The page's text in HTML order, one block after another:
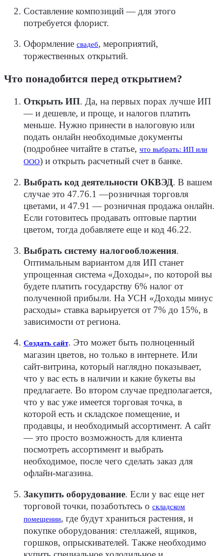
Составление композиций — для этого
потребуется флорист.
Оформление свадеб, мероприятий,
торжественных открытий.
Что понадобится перед открытием?
Открыть ИП. Да, на первых порах лучше ИП
— и дешевле, и проще, и налогов платить
меньше. Нужно принести в налоговую или
подать онлайн необходимые документы
(подробнее читайте в статье, что выбрать: ИП или
ООО) и открыть расчетный счет в банке.
Выбрать код деятельности ОКВЭД. В вашем
случае это 47.76.1 —розничная торговля
цветами, и 47.91 — розничная продажа онлайн.
Если готовитесь продавать оптовые партии
цветом, тогда добавляете еще и код 46.22.
Выбрать систему налогообложения.
Оптимальным вариантом для ИП станет
упрощенная система «Доходы», по которой вы
будете платить государству 6% налог от
полученной прибыли. На УСН «Доходы минус
расходы» ставка варьируется от 7% до 15%, в
зависимости от региона.
Создать сайт. Это может быть полноценный
магазин цветов, но только в интернете. Или
сайт-витрина, который наглядно показывает,
что у вас есть в наличии и какие букеты вы
предлагаете. Во втором случае предполагается,
что у вас уже имеется торговая точка, в
которой есть и складское помещение, и
продавцы, и необходимый ассортимент. А сайт
— это просто возможность для клиента
посмотреть ассортимент и выбрать
необходимое, после чего сделать заказ для
офлайн-магазина.
Закупить оборудование. Если у вас еще нет
торговой точки, позаботьтесь о складском
помещении, где будут храниться растения, и
покупке оборудования: стеллажей, ящиков,
горшков, опрыскивателей. Также необходимо